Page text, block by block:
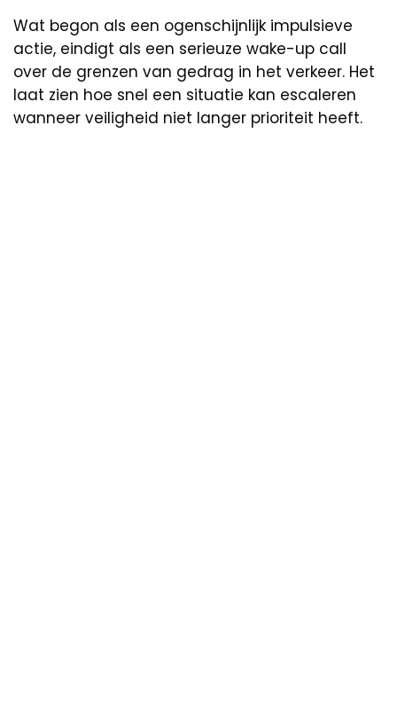
Wat begon als een ogenschijnlijk impulsieve
actie, eindigt als een serieuze wake-up call
over de grenzen van gedrag in het verkeer. Het
laat zien hoe snel een situatie kan escaleren
wanneer veiligheid niet langer prioriteit heeft.